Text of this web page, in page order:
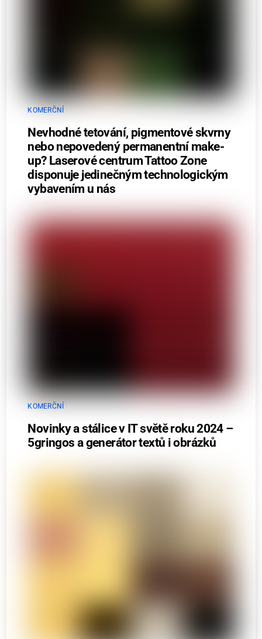
KOMERČNÍ
Nevhodné tetování, pigmentové skvrny
nebo nepovedený permanentní make-
up? Laserové centrum Tattoo Zone
disponuje jedinečným technologickým
vybavením u nás
KOMERČNÍ
Novinky a stálice v IT světě roku 2024 –
5gringos a generátor textů i obrázků